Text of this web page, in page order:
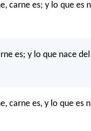
carne es; y lo que es
es; y lo que nace
carne es, y lo que es